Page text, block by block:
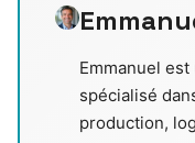
Emmanuel
spécialisé
production,